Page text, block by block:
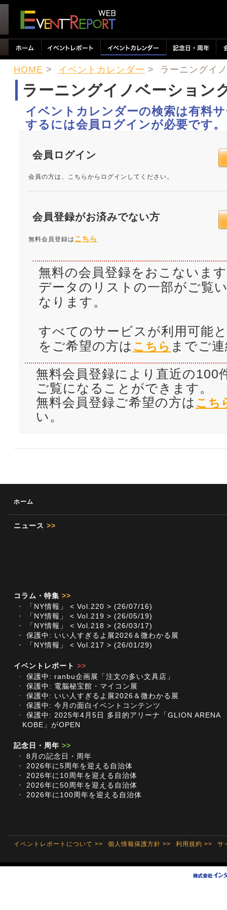
HOME > イベントカレンダー > ラーニングイ
ラーニングイノベーション
イベントカレンダーの検索は有料
するには会員ログインが必要です。
会員ログイン
会員の方は、こちらからログインしてください。
会員登録がお済みでない方
無料会員登録は こちら
無料の会員登録をおこないま
データのリストの一部がご覧
なります。
すべてのサービスが利用可能
をご希望の方は こちら までご
無料会員登録により直近の100
ご覧になることができます。
無料会員登録ご希望の方は こち
い。
ホーム
ニュース >>
コラム・特集 >>
・
「NY情報」 < Vol.220 > (26/07/16)
・
「NY情報」 < Vol.219 > (26/05/19)
・
「NY情報」 < Vol.218 > (26/03/17)
・
保護中: いい人すぎるよ展2026＆微わかる展
・
「NY情報」 < Vol.217 > (26/01/29)
イベントレポート >>
・
保護中: ranbu企画展「注文の多い文具店」
・
保護中: 電脳秘宝館・マイコン展
・
保護中: いい人すぎるよ展2026＆微わかる展
・
保護中: 今月の面白イベントコンテンツ
・
保護中: 2025年4月5日 多目的アリーナ「GLION ARENA
KOBE」がOPEN
記念日・周年 >>
・
8月の記念日・周年
・
2026年に5周年を迎える自治体
・
2026年に10周年を迎える自治体
・
2026年に50周年を迎える自治体
・
2026年に100周年を迎える自治体
イベントレポートについて >> 個人情報保護方針 >> 利用規約 >> サ